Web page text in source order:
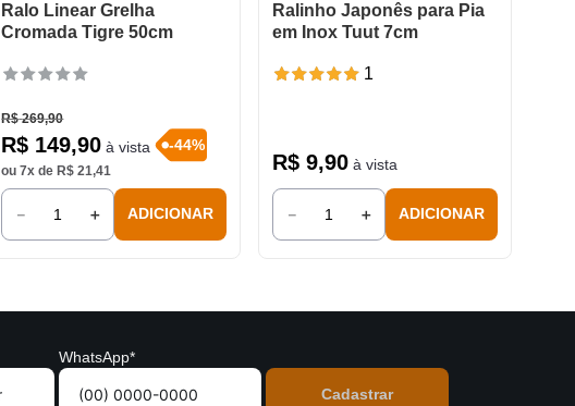
Ralo Linear Grelha
Cromada Tigre 50cm
R$ 269,90
R$ 149,90 à vista -44%
ou7x de R$ 21,41
＋
－ ADICIONAR
Ralinho Japonês para Pia
em Inox Tuut 7cm
1
R$ 9,90 à vista
＋
－ ADICIONAR
WhatsApp*